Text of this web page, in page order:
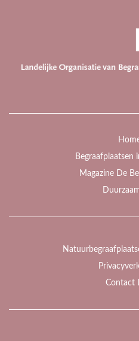
Begraafplaatsen
Magazine De
Contact